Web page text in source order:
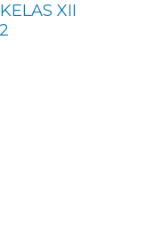
XII